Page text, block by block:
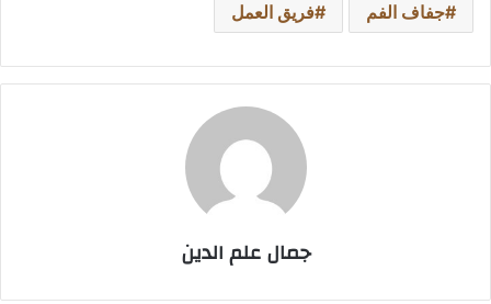
جفاف الفم فريق العمل
جمال علم الدين